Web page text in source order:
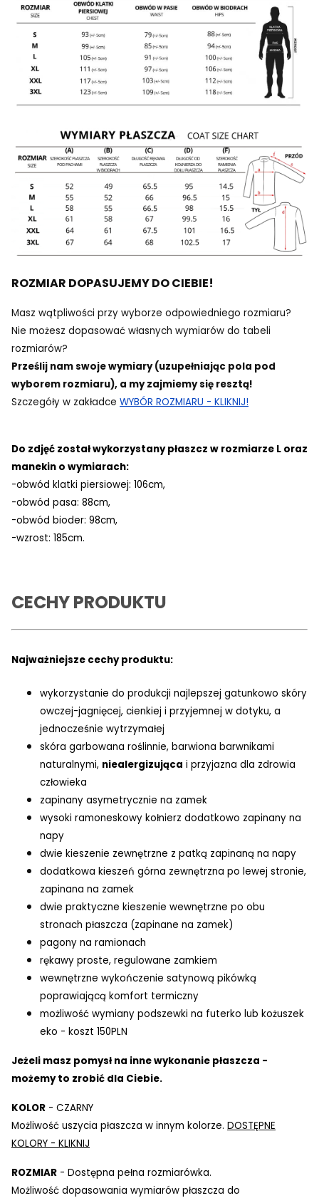
ROZMIAR DOPASUJEMY DO CIEBIE!
Masz wątpliwości przy wyborze odpowiedniego rozmiaru?
Nie możesz dopasować własnych wymiarów do tabeli
rozmiarów?
Prześlij nam swoje wymiary (uzupełniając pola pod
wyborem rozmiaru), a my zajmiemy się resztą!
Szczegóły w zakładce WYBÓR ROZMIARU - KLIKNIJ!
Do zdjęć został wykorzystany płaszcz w rozmiarze L oraz
manekin o wymiarach:
-obwód klatki piersiowej: 106cm,
-obwód pasa: 88cm,
-obwód bioder: 98cm,
-wzrost: 185cm.
CECHY PRODUKTU
Najważniejsze cechy produktu:
wykorzystanie do produkcji najlepszej gatunkowo skóry
owczej-jagnięcej, cienkiej i przyjemnej w dotyku, a
jednocześnie wytrzymałej
skóra garbowana roślinnie, barwiona barwnikami
naturalnymi, niealergizująca i przyjazna dla zdrowia
człowieka
zapinany asymetrycznie na zamek
wysoki ramoneskowy kołnierz dodatkowo zapinany na
napy
dwie kieszenie zewnętrzne z patką zapinaną na napy
dodatkowa kieszeń górna zewnętrzna po lewej stronie,
zapinana na zamek
dwie praktyczne kieszenie wewnętrzne po obu
stronach płaszcza (zapinane na zamek)
pagony na ramionach
rękawy proste, regulowane zamkiem
wewnętrzne wykończenie satynową pikówką
poprawiającą komfort termiczny
możliwość wymiany podszewki na futerko lub kożuszek
eko - koszt 150PLN
Jeżeli masz pomysł na inne wykonanie płaszcza -
możemy to zrobić dla Ciebie.
KOLOR - CZARNY
Możliwość uszycia płaszcza w innym kolorze. DOSTĘPNE
KOLORY - KLIKNIJ
ROZMIAR - Dostępna pełna rozmiarówka.
Możliwość dopasowania wymiarów płaszcza do